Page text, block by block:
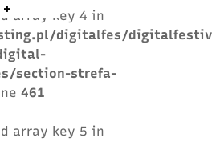
+ array key 4 in
digitalfes/
section-strefa-
461
array key 5 in